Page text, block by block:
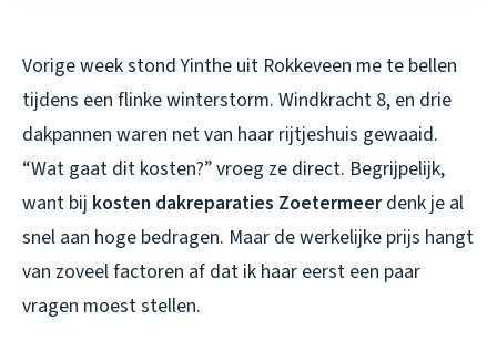
Vorige week stond Yinthe uit Rokkeveen me te bellen
tijdens een flinke winterstorm. Windkracht 8, en drie
dakpannen waren net van haar rijtjeshuis gewaaid.
“Wat gaat dit kosten?” vroeg ze direct. Begrijpelijk,
want bij kosten dakreparaties Zoetermeerdenk je al
snel aan hoge bedragen. Maar de werkelijke prijs hangt
van zoveel factoren af dat ik haar eerst een paar
vragen moest stellen.